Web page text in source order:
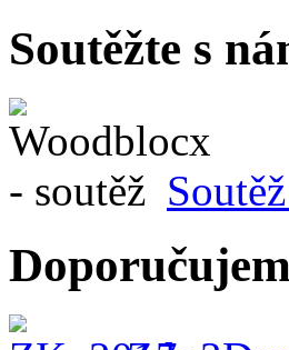
Soutěžte s